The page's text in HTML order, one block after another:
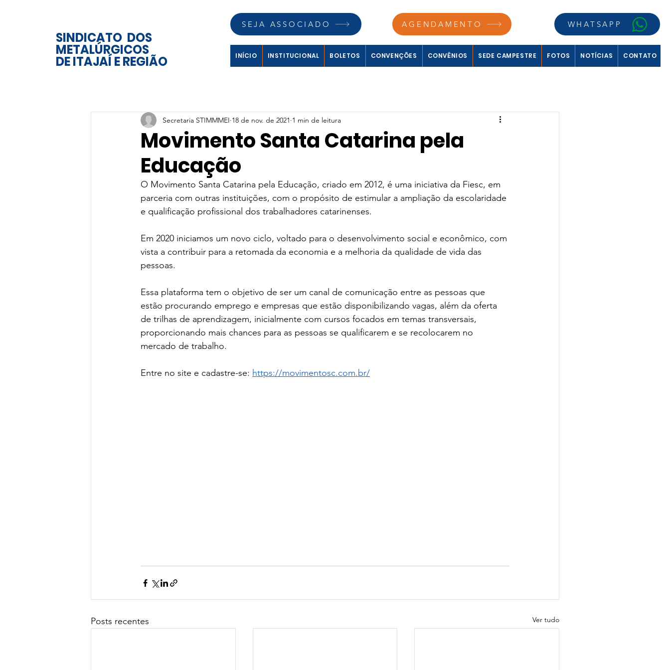
SINDICATO DOS
METALÚRGICOS
DE ITAJAÍ E REGIÃO
SEJA ASSOCIADO AGENDAMENTO WHATSAPP
INÍCIO INSTITUCIONAL BOLETOS CONVENÇÕES CONVÊNIOS SEDE CAMPESTRE FOTOS NOTÍCIAS CONTATO
Movimento Santa Catarina pela
Educação
Secretaria STIMMMEI 18 de nov. de 2021 1 min de leitura
O Movimento Santa Catarina pela Educação, criado em 2012, é uma iniciativa da Fiesc, em
parceria com outras instituições, com o propósito de estimular a ampliação da escolaridade
e qualificação profissional dos trabalhadores catarinenses.
Em 2020 iniciamos um novo ciclo, voltado para o desenvolvimento social e econômico, com
vista a contribuir para a retomada da economia e a melhoria da qualidade de vida das
pessoas.
Essa plataforma tem o objetivo de ser um canal de comunicação entre as pessoas que
estão procurando emprego e empresas que estão disponibilizando vagas, além da oferta
de trilhas de aprendizagem, inicialmente com cursos focados em temas transversais,
proporcionando mais chances para as pessoas se qualificarem e se recolocarem no
mercado de trabalho.
Entre no site e cadastre-se: https://movimentosc.com.br/
Posts recentes Ver tudo